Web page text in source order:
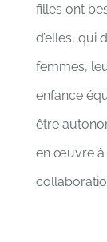
filles ont
d’elles, qui
femmes,
enfance
être
en œuvre à